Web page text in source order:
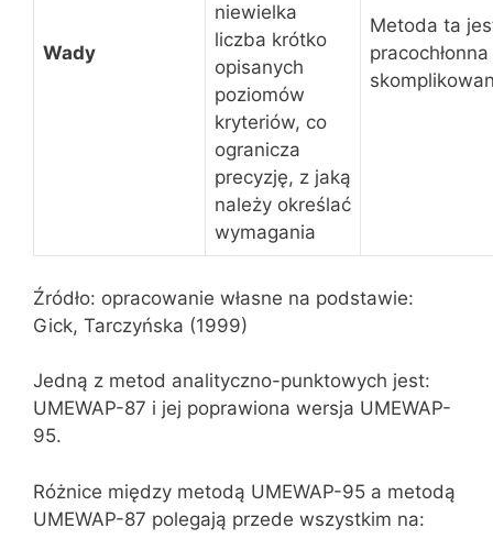
Wady
niewielka
liczba krótko
opisanych
poziomów
kryteriów, co
ogranicza
precyzję, z jaką
należy określać
wymagania
Metoda ta
pracochłonna
Źródło: opracowanie własne na podstawie:
Gick, Tarczyńska (1999)
Jedną z metod analityczno-punktowych jest:
UMEWAP-87 i jej poprawiona wersja UMEWAP-
95.
Różnice między metodą UMEWAP-95 a metodą
UMEWAP-87 polegają przede wszystkim na: